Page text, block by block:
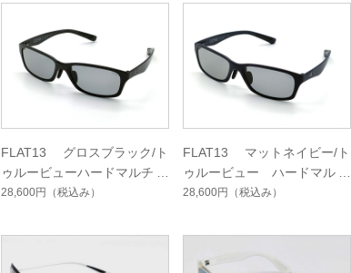
FLAT13 グロスブラック/ト
ゥルービューハードマルチコ
ート
28,600円 （税込み）
FLAT13 マットネイビー/ト
ゥルービュー ハードマルチ
シングルコート
28,600円 （税込み）